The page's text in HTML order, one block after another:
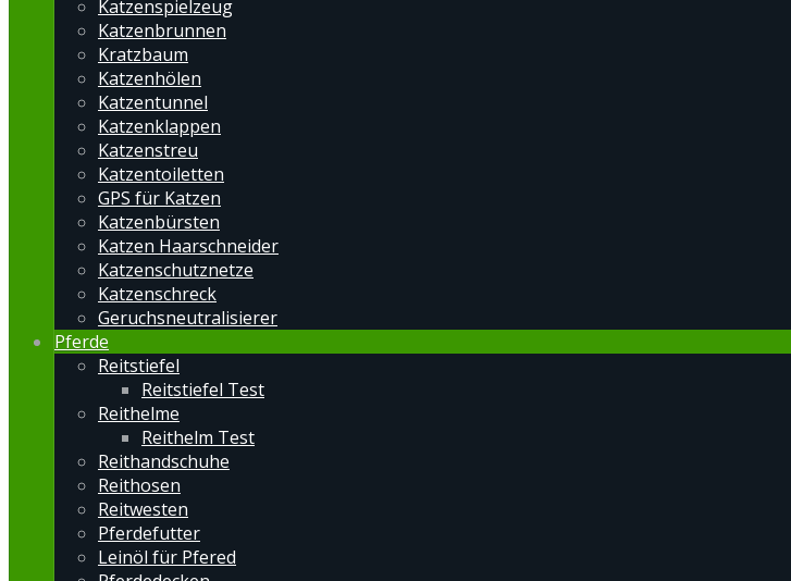
Katzenspielzeug
Katzenbrunnen
Kratzbaum
Katzenhölen
Katzentunnel
Katzenklappen
Katzenstreu
Katzentoiletten
GPS für Katzen
Katzenbürsten
Katzen Haarschneider
Katzenschutznetze
Katzenschreck
Geruchsneutralisierer
Pferde
Reitstiefel
Reitstiefel Test
Reithelme
Reithelm Test
Reithandschuhe
Reithosen
Reitwesten
Pferdefutter
Leinöl für Pfered